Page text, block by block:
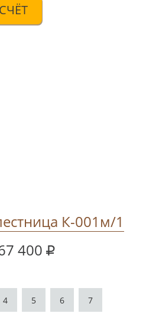
К-001м/1
400
4 5 6 7